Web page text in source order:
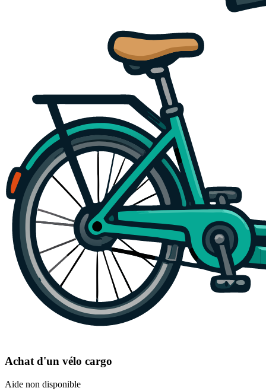
Achat d'un vélo cargo
Aide non disponible